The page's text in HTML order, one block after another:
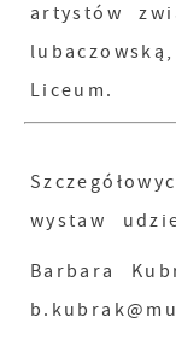
artystów
Liceum.
wystaw
Barbara